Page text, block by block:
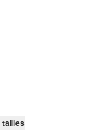
tailles